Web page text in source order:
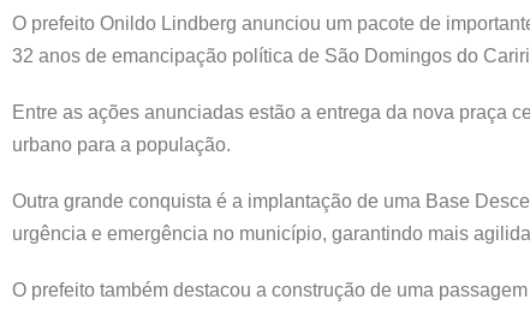
O prefeito Onildo Lindberg anunciou um pacote de
32 anos de emancipação política de São Domingos do
Entre as ações anunciadas estão a entrega da nova praça
urbano para a população.
Outra grande conquista é a implantação de uma Base
urgência e emergência no município, garantindo mais
O prefeito também destacou a construção de uma